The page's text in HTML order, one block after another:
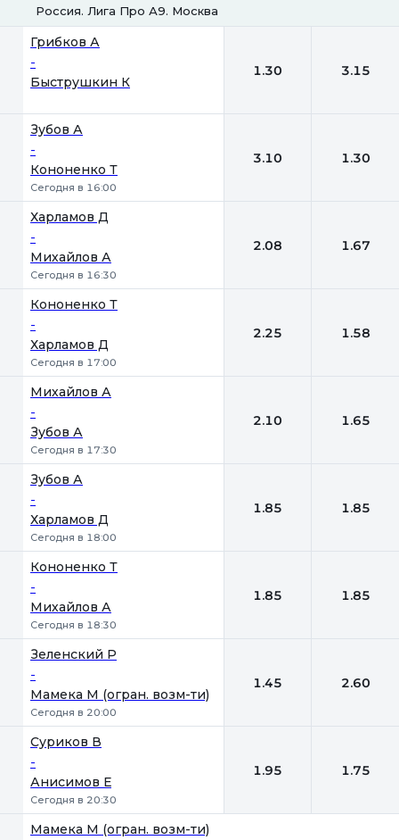
Россия. Лига Про А9. Москва
Грибков А
-
Быструшкин К
1.30 3.15
Зубов А
-
Кононенко Т
Сегодня в 16:00
3.10 1.30
Харламов Д
-
Михайлов А
Сегодня в 16:30
2.08 1.67
Кононенко Т
-
Харламов Д
Сегодня в 17:00
2.25 1.58
Михайлов А
-
Зубов А
Сегодня в 17:30
2.10 1.65
Зубов А
-
Харламов Д
Сегодня в 18:00
1.85 1.85
Кононенко Т
-
Михайлов А
Сегодня в 18:30
1.85 1.85
Зеленский Р
-
Мамека М (огран. возм-ти)
Сегодня в 20:00
1.45 2.60
Суриков В
-
Анисимов Е
Сегодня в 20:30
1.95 1.75
Мамека М (огран. возм-ти)